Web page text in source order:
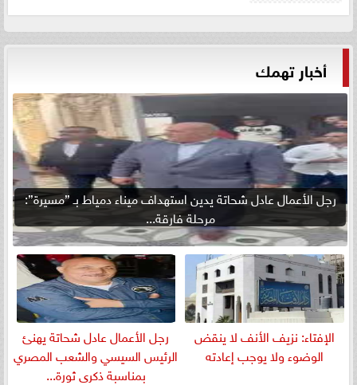
أخبار تهمك
رجل الأعمال عادل شحاتة يدين استهداف ميناء دمياط بـ ”مسيرة”:
مرحلة فارقة...
الإفتاء: نزيف الأنف لا ينقض
الوضوء ولا يوجب إعادته
رجل الأعمال عادل شحاتة يهنئ
الرئيس السيسي والشعب المصري
بمناسبة ذكرى ثورة...